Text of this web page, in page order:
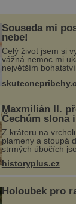
Souseda mi
nebe!
Celý život jsem si
vážná nemoc mi
největším
ochotný podat
Maxmilián II.
Čechům slona
Z kráteru na
plameny a stoupá
strmých úbočích
kamzíci a prohánějí
Kupodivu nejde
sopku Etnu, ale o
historyplus.cz
Holoubek pro